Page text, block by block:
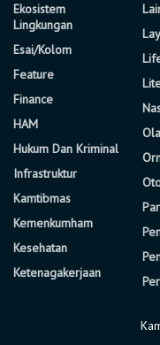
Ekosistem
Lingkungan
Esai/Kolom
Feature
Finance
HAM
Hukum Dan Kriminal
Infrastruktur
Kamtibmas
Kemenkumham
Kesehatan
Ketenagakerjaan